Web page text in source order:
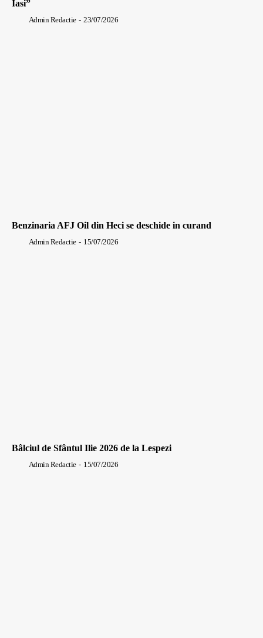
Iasi”
Admin Redactie - 23/07/2026
Benzinaria AFJ Oil din Heci se deschide in curand
Admin Redactie - 15/07/2026
Bâlciul de Sfântul Ilie 2026 de la Lespezi
Admin Redactie - 15/07/2026